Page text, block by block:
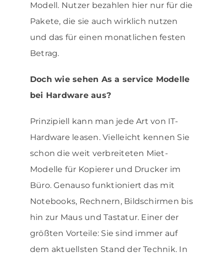
Modell. Nutzer bezahlen hier nur für die
Pakete, die sie auch wirklich nutzen
und das für einen monatlichen festen
Betrag.
Doch wie sehen As a service Modelle
bei Hardware aus?
Prinzipiell kann man jede Art von IT-
Hardware leasen. Vielleicht kennen Sie
schon die weit verbreiteten Miet-
Modelle für Kopierer und Drucker im
Büro. Genauso funktioniert das mit
Notebooks, Rechnern, Bildschirmen bis
hin zur Maus und Tastatur. Einer der
größten Vorteile: Sie sind immer auf
dem aktuellsten Stand der Technik. In